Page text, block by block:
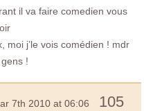
il va faire comedien vous
moi j’le vois comédien ! mdr
!
7th 2010 at 06:06 105